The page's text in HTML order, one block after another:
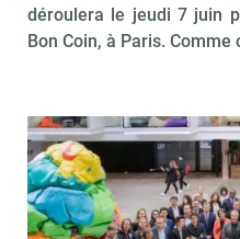
déroulera le jeudi 7 juin
Bon Coin, à Paris.
Recevoir